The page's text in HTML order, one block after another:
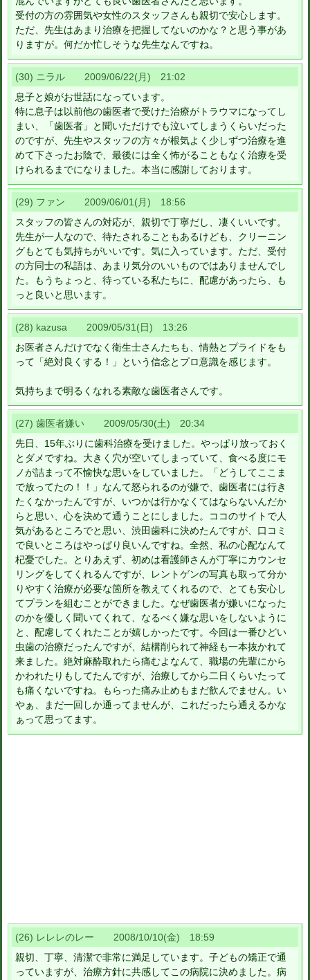
受付の方の雰囲気や女性のスタッフさんも親切で安心します。
ただ、先生はあまり治療を把握してないのかな？と思う事があ
りますが。何だか忙しそうな先生なんですね。
(30) ニラル 2009/06/22(月) 21:02
息子と娘がお世話になっています。
特に息子は以前他の歯医者で受けた治療がトラウマになってし
まい、「歯医者」と聞いただけでも泣いてしまうくらいだった
のですが、先生やスタッフの方々が根気よく少しずつ治療を進
めて下さったお陰で、最後には全く怖がることもなく治療を受
けられるまでになりました。本当に感謝しております。
(29) ファン 2009/06/01(月) 18:56
スタッフの皆さんの対応が、親切で丁寧だし、凄くいいです。
先生が一人なので、待たされることもあるけども、クリーニン
グもとても気持ちがいいです。気に入っています。ただ、受付
の方同士の私語は、あまり気分のいいものではありませんでし
た。もうちょっと、待っている私たちに、配慮があったら、も
っと良いと思います。
(28) kazusa 2009/05/31(日) 13:26
お医者さんだけでなく衛生士さんたちも、情熱とプライドをも
って「絶対良くする！」という信念とプロ意識を感じます。
気持ちまで明るくなれる素敵な歯医者さんです。
(27) 歯医者嫌い 2009/05/30(土) 20:34
先日、15年ぶりに歯科治療を受けました。やっぱり放っておく
とダメですね。大きく穴が空いてしまっていて、食べる度にモ
ノが詰まって不愉快な思いをしていました。「どうしてここま
で放ってたの！！」なんて怒られるのが嫌で、歯医者には行き
たくなかったんですが、いつかは行かなくてはならないんだか
らと思い、心を決めて通うことにしました。ココのサイトで人
気があるところでと思い、渋田歯科に決めたんですが、口コミ
で良いところはやっぱり良いんですね。全然、私の心配なんて
杞憂でした。とりあえず、初めは看護師さんが丁寧にカウンセ
リングをしてくれるんですが、レントゲンの写真も取って分か
りやすく治療が必要な箇所を教えてくれるので、とても安心し
てプランを組むことができました。なぜ歯医者が嫌いになった
のかを優しく聞いてくれて、なるべく嫌な思いをしないように
と、配慮してくれたことが嬉しかったです。今回は一番ひどい
虫歯の治療だったんですが、結構削られて神経も一本抜かれて
来ました。絶対麻酔取れたら痛むよなんて、職場の先輩にから
かわれたりもしてたんですが、治療してから二日くらいたって
も痛くないですね。もらった痛み止めもまだ飲んでません。い
やぁ、まだ一回しか通ってませんが、これだったら通えるかな
ぁって思ってます。
(26) レレレのレー 2008/10/10(金) 18:59
親切、丁寧、清潔で非常に満足しています。子どもの矯正で通
っていますが、治療方針に共感してこの病院に決めました。病